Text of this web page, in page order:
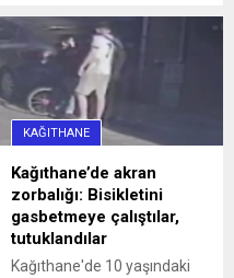
KAĞITHANE
Kağıthane’de akran
zorbalığı: Bisikletini
gasbetmeye çalıştılar,
tutuklandılar
Kağıthane'de 10 yaşındaki